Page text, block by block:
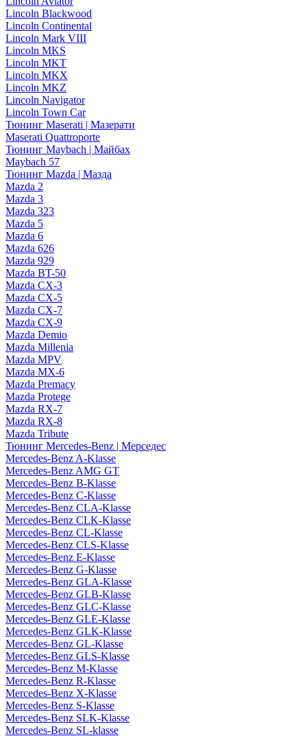
Lincoln Blackwood
Lincoln Continental
Lincoln Mark VIII
Lincoln MKS
Lincoln MKT
Lincoln MKX
Lincoln MKZ
Lincoln Navigator
Lincoln Town Car
Тюнинг Maserati | Мазерати
Maserati Quattroporte
Тюнинг Maybach | Майбах
Maybach 57
Тюнинг Mazda | Мазда
Mazda 2
Mazda 3
Mazda 323
Mazda 5
Mazda 6
Mazda 626
Mazda 929
Mazda BT-50
Mazda CX-3
Mazda CX-5
Mazda CX-7
Mazda CX-9
Mazda Demio
Mazda Millenia
Mazda MPV
Mazda MX-6
Mazda Premacy
Mazda Protege
Mazda RX-7
Mazda RX-8
Mazda Tribute
Тюнинг Mercedes-Benz | Мерседес
Mercedes-Benz A-Klasse
Mercedes-Benz AMG GT
Mercedes-Benz B-Klasse
Mercedes-Benz C-Klasse
Mercedes-Benz CLA-Klasse
Mercedes-Benz CLK-Klasse
Mercedes-Benz CL-Klasse
Mercedes-Benz CLS-Klasse
Mercedes-Benz E-Klasse
Mercedes-Benz G-Klasse
Mercedes-Benz GLA-Klasse
Mercedes-Benz GLB-Klasse
Mercedes-Benz GLC-Klasse
Mercedes-Benz GLE-Klasse
Mercedes-Benz GLK-Klasse
Mercedes-Benz GL-Klasse
Mercedes-Benz GLS-Klasse
Mercedes-Benz M-Klasse
Mercedes-Benz R-Klasse
Mercedes-Benz X-Klasse
Mercedes-Benz S-Klasse
Mercedes-Benz SLK-Klasse
Mercedes-Benz SL-klasse